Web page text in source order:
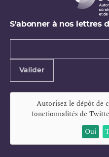
S'abonner à nos lettres
Types de
Valider
Autorisez le dépôt de
fonctionnalités de
Oui